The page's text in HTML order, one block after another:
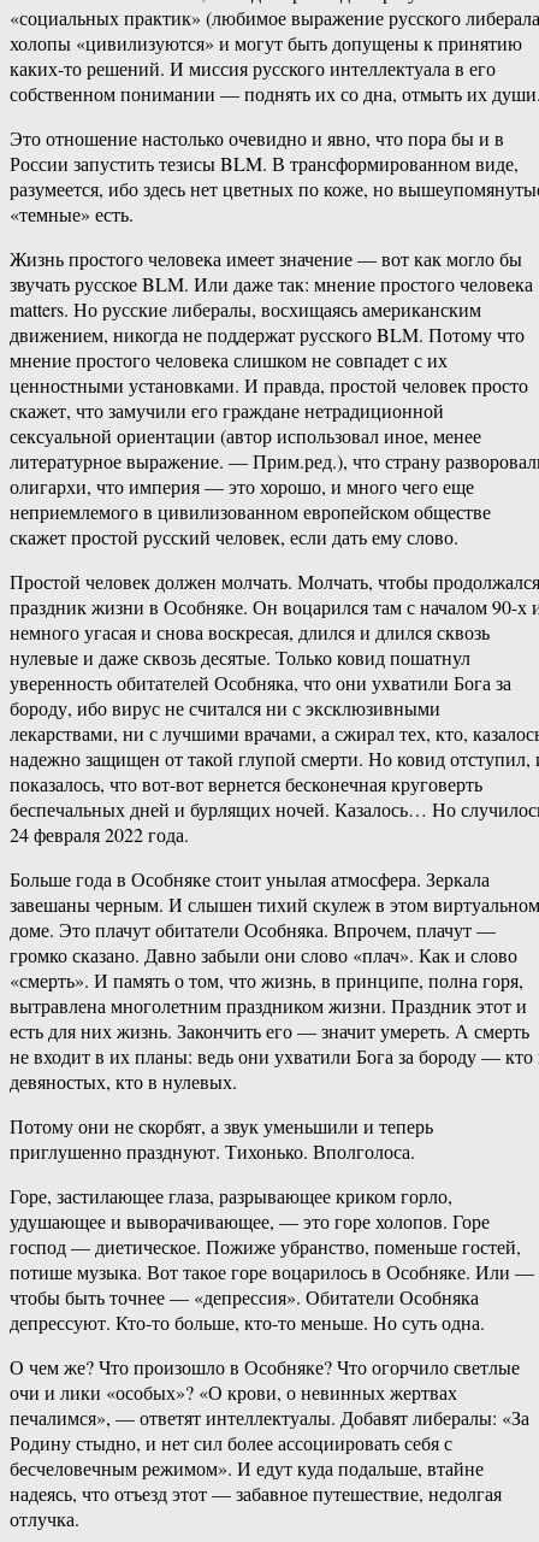
«социальных практик» (любимое выражение русского
холопы «цивилизуются» и могут быть допущены к принятию
каких-то решений. И миссия русского интеллектуала в его
собственном понимании — поднять их со дна, отмыть их
Это отношение настолько очевидно и явно, что пора бы и в
России запустить тезисы BLM. В трансформированном виде,
разумеется, ибо здесь нет цветных по коже, но
«темные» есть.
Жизнь простого человека имеет значение — вот как могло бы
звучать русское BLM. Или даже так: мнение простого человека
matters. Но русские либералы, восхищаясь американским
движением, никогда не поддержат русского BLM. Потому что
мнение простого человека слишком не совпадет с их
ценностными установками. И правда, простой человек просто
скажет, что замучили его граждане нетрадиционной
сексуальной ориентации (автор использовал иное, менее
литературное выражение. — Прим.ред.), что страну
олигархи, что империя — это хорошо, и много чего еще
неприемлемого в цивилизованном европейском обществе
скажет простой русский человек, если дать ему слово.
Простой человек должен молчать. Молчать, чтобы продолжался
праздник жизни в Особняке. Он воцарился там с началом 90-х
немного угасая и снова воскресая, длился и длился сквозь
нулевые и даже сквозь десятые. Только ковид пошатнул
уверенность обитателей Особняка, что они ухватили Бога за
бороду, ибо вирус не считался ни с эксклюзивными
лекарствами, ни с лучшими врачами, а сжирал тех, кто,
надежно защищен от такой глупой смерти. Но ковид отступил,
показалось, что вот-вот вернется бесконечная круговерть
беспечальных дней и бурлящих ночей. Казалось… Но
24 февраля 2022 года.
Больше года в Особняке стоит унылая атмосфера. Зеркала
завешаны черным. И слышен тихий скулеж в этом виртуальном
доме. Это плачут обитатели Особняка. Впрочем, плачут —
громко сказано. Давно забыли они слово «плач». Как и слово
«смерть». И память о том, что жизнь, в принципе, полна горя,
вытравлена многолетним праздником жизни. Праздник этот и
есть для них жизнь. Закончить его — значит умереть. А смерть
не входит в их планы: ведь они ухватили Бога за бороду — кто
девяностых, кто в нулевых.
Потому они не скорбят, а звук уменьшили и теперь
приглушенно празднуют. Тихонько. Вполголоса.
Горе, застилающее глаза, разрывающее криком горло,
удушающее и выворачивающее, — это горе холопов. Горе
господ — диетическое. Пожиже убранство, поменьше гостей,
потише музыка. Вот такое горе воцарилось в Особняке. Или —
чтобы быть точнее — «депрессия». Обитатели Особняка
депрессуют. Кто-то больше, кто-то меньше. Но суть одна.
О чем же? Что произошло в Особняке? Что огорчило светлые
очи и лики «особых»? «О крови, о невинных жертвах
печалимся», — ответят интеллектуалы. Добавят либералы: «За
Родину стыдно, и нет сил более ассоциировать себя с
бесчеловечным режимом». И едут куда подальше, втайне
надеясь, что отъезд этот — забавное путешествие, недолгая
отлучка.